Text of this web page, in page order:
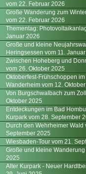
vom 22. Februar 2026
Große Wanderung zum
vom 22. Februar 2026
Thementag:
Januar 2026
Große und kleine
Heringsessen vom 11.
Zwischen Hoheberg und
vom 26. Oktober 2025
Oktoberfest-Frühschoppen im
Wanderheim vom 12.
Von Burgschwalbach zum
Oktober 2025
Entdeckungen im Bad
Kurpark vom 28. September
Durch den Wehrheimer Wald
September 2025
Wiesbaden-Tour vom 21.
Große und kleine Wanderung
2025
Alter Kurpark - Neuer